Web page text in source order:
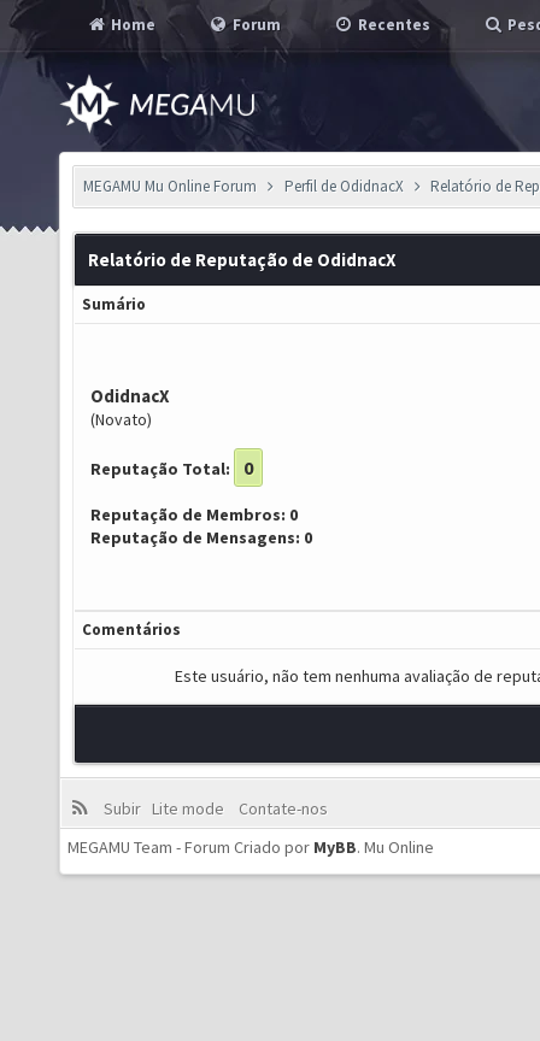
Home Forum Recentes
MEGAMU Mu Online Forum Perfil de OdidnacX Relatório de
Relatório de Reputação de OdidnacX
Sumário
OdidnacX
(Novato)
Reputação Total: 0
Reputação de Membros: 0
Reputação de Mensagens: 0
Comentários
Este usuário, não tem nenhuma avaliação de
Subir Lite mode
Contate-nos
MEGAMU Team - Forum Criado por MyBB. Mu Online